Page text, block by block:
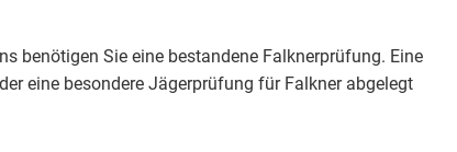
benötigen Sie eine bestandene Falknerprüfung. Eine
eine besondere Jägerprüfung für Falkner abgelegt